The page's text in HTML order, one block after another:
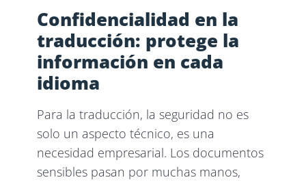
Confidencialidad en la
traducción: protege la
información en cada
idioma
Para la traducción, la seguridad no es
solo un aspecto técnico, es una
necesidad empresarial. Los documentos
sensibles pasan por muchas manos,